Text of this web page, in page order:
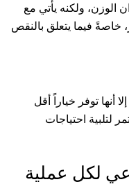
الوزن، ولكنه يأتي مع
فيما يتعلق بالنقص
أنها توفر خياراً أقل
لتلبية احتياجات
لكل عملية